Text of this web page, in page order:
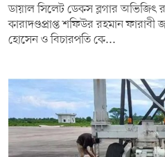
ডায়াল সিলেট ডেকস ব্লগার অভিজিৎ
কারাদণ্ডপ্রাপ্ত শফিউর রহমান
হোসেন ও বিচারপতি কে...